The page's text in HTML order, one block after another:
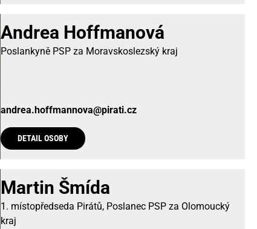
Andrea Hoffmanová
Poslankyně PSP za Moravskoslezský kraj
andrea.hoffmannova@pirati.cz
DETAIL OSOBY
Martin Šmída
1. místopředseda Pirátů, Poslanec PSP za Olomoucký
kraj